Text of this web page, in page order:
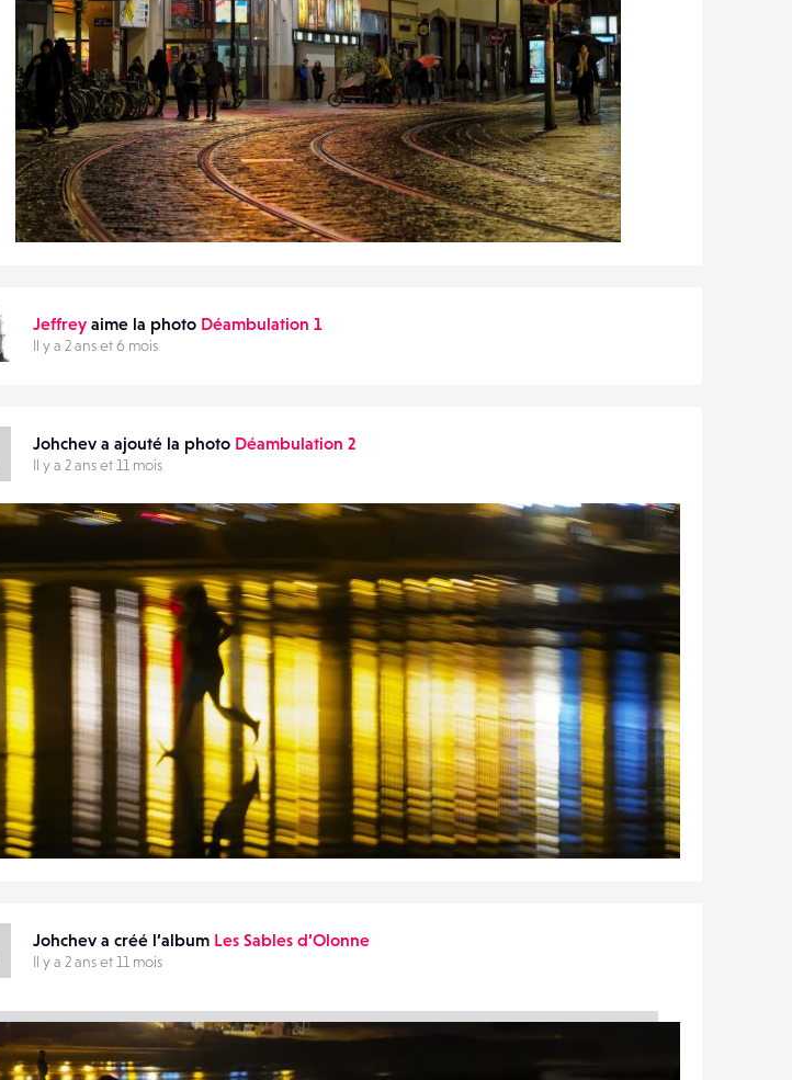
0
24
Jeffrey aime la photo Déambulation 1
Il y a 2 ans et 6 mois
Johchev a ajouté la photo Déambulation 2
Il y a 2 ans et 11 mois
0
24
Johchev a créé l’album Les Sables d’Olonne
Il y a 2 ans et 11 mois